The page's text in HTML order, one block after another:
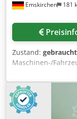
stapling is made
through special
more machines on
inspect On Stock
Emskirchen 181
Zustand: gebraucht
Maschinen-/
Serial-No.
We would be very
on Stock Available
Emskirchen /
Der